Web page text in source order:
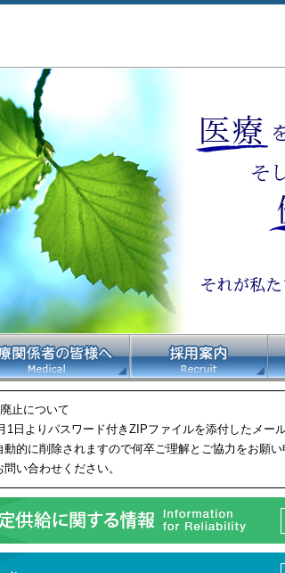
止について
日よりパスワード付きZIPファイルを添付したメー
的に削除されますので何卒ご理解とご協力をお願い
い合わせください。